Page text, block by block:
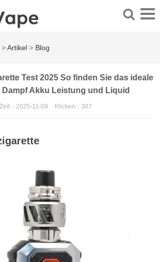
>Artikel > Blog
Test 2025 So finden Sie das ideale
Dampf Akku Leistung und Liquid
Zeit：2025-11-09 Klicken： 307